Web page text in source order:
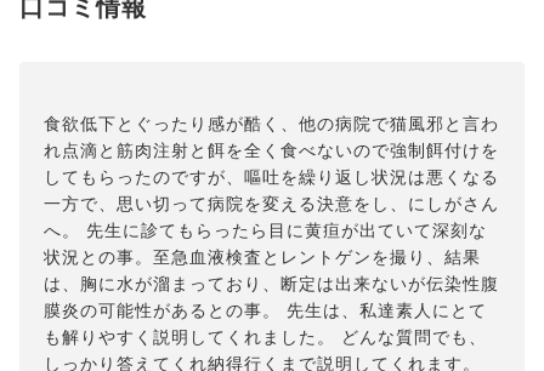
口コミ情報
食欲低下とぐったり感が酷く、他の病院で猫風邪と言わ
れ点滴と筋肉注射と餌を全く食べないので強制餌付けを
してもらったのですが、嘔吐を繰り返し状況は悪くなる
一方で、思い切って病院を変える決意をし、にしがさん
へ。 先生に診てもらったら目に黄疸が出ていて深刻な
状況との事。至急血液検査とレントゲンを撮り、結果
は、胸に水が溜まっており、断定は出来ないが伝染性腹
膜炎の可能性があるとの事。 先生は、私達素人にとて
も解りやすく説明してくれました。 どんな質問でも、
しっかり答えてくれ納得行くまで説明してくれます。